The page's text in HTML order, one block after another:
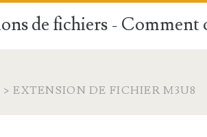
de fichiers -
> EXTENSION DE FICHIER M3U8